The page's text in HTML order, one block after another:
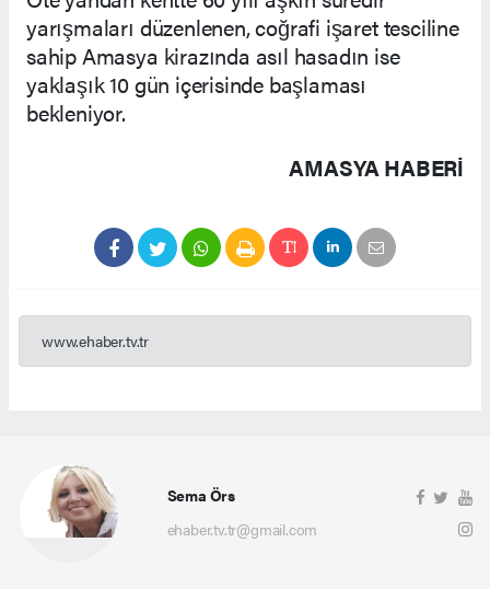
yarışmaları düzenlenen, coğrafi işaret tesciline
sahip Amasya kirazında asıl hasadın ise
yaklaşık 10 gün içerisinde başlaması
bekleniyor.
AMASYA HABERİ
www.ehaber.tv.tr
Sema Örs
ehaber.tv.tr@gmail.com